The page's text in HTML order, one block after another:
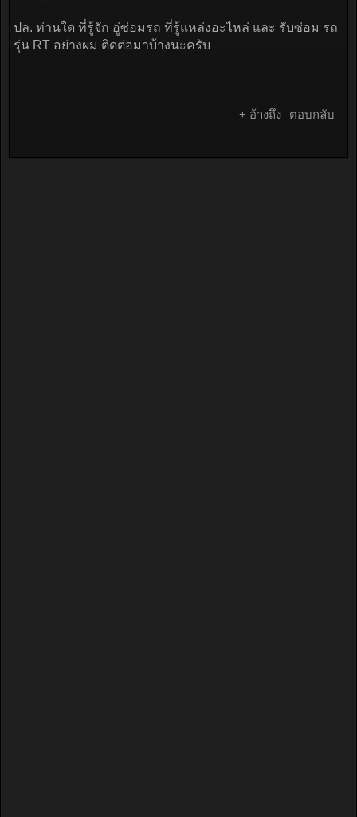
ปล. ท่านใด ที่รู้จัก อู่ซ่อมรถ ที่รู้แหล่งอะไหล่ และ รับซ่อม รถ
รุ่น RT อย่างผม ติดต่อมาบ้างนะครับ
+ อ้างถึง ตอบกลับ